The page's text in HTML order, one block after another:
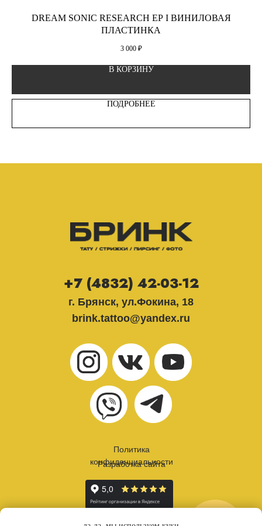
DREAM SONIC RESEARCH EP I ВИНИЛОВАЯ
ПЛАСТИНКА
3 000 ₽
В КОРЗИНУ
ПОДРОБНЕЕ
г. Брянск, ул.Фокина, 18
brink.tattoo@yandex.ru
+7 (4832) 42-03-12
Политика
конфиденциальности
Разработка сайта